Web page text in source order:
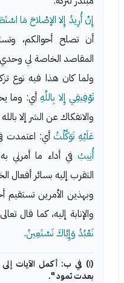
إِنْ أُرِيدُ إِلا الإصْلاحَ مَا
أن تصلح أحوالكم،
المقاصد الخاصة لي
ولما كان هذا فيه نوع
تَوْفِيقِي إِلا بِاللَّهِأي: وما
والانفكاك عن الشر إلا
عَلَيْهِ تَوَكَّلْتُ أي: اعتمدت
أُنِيبُ في أداء ما أمرني
التقرب إليه بسائر أفعال
وبهذين الأمرين تستقيم
والإنابة إليه، كما قال
نَعْبُدُ وَإِيَّاكَ نَسْتَعِينُ.
(١) في ب: أكمل الآيات
بعدت ثمود ".